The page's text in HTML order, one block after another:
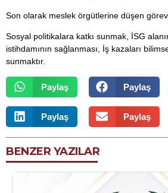
Son olarak meslek örgütlerine düşen
Sosyal politikalara katkı sunmak, İSG
istihdamının sağlanması, İş kazaları
sunmaktır.
Paylaş Paylaş
Paylaş Paylaş
BENZER YAZILAR